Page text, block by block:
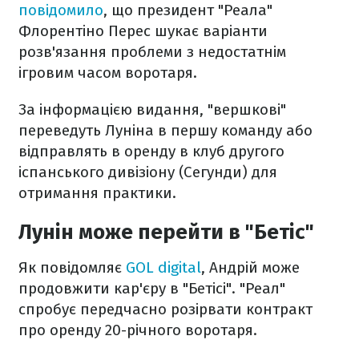
повідомило, що президент "Реала"
Флорентіно Перес шукає варіанти
розв'язання проблеми з недостатнім
ігровим часом воротаря.
За інформацією видання, "вершкові"
переведуть Луніна в першу команду або
відправлять в оренду в клуб другого
іспанського дивізіону (Сегунди) для
отримання практики.
Лунін може перейти в "Бетіс"
Як повідомляє GOL digital, Андрій може
продовжити кар'єру в "Бетісі". "Реал"
спробує передчасно розірвати контракт
про оренду 20-річного воротаря.